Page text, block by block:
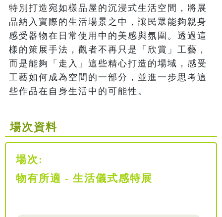
特別打造宛如樣品屋的沉浸式生活空間，將展
品納入實際的生活場景之中，讓民眾能夠親身
感受器物在日常使用中的美感與氛圍。透過這
樣的策展手法，觀者不再只是「欣賞」工藝，
而是能夠「走入」這些精心打造的場域，感受
工藝如何成為空間的一部分，並進一步思考這
些作品在自身生活中的可能性。
場次資料
場次:
物有所適 - 生活儀式感特展